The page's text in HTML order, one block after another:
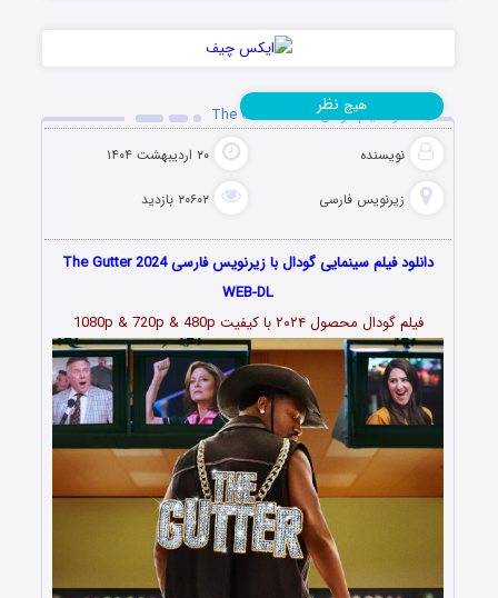
دانلود فیلم گودال The Gutter 2024
نویسنده ۲۰ اردیبهشت ۱۴۰۴
زیرنویس فارسی ۲۰۶۰۲ بازدید
هیچ نظر
دانلود فیلم سینمایی گودال با زیرنویس فارسی The Gutter 2024
WEB-DL
فیلم گودال محصول ۲۰۲۴ با کیفیت 1080p & 720p & 480p